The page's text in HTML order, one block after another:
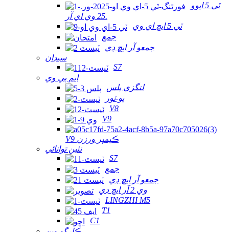
ٽي 5 ايوو
25 وي اي آر.
ٽي 5 ايڇ اي وي
جمع
جمعو آر ايڇ ڊي
سيڊان
S7
ايم پي وي
لنگزي پلس
يو-ٽور
V8
V9
V9 ڪيمپر ورزن
نئين توانائي
S7
جمع
جمعو آر ايڇ ڊي
وي 2 آر ايڇ ڊي
LINGZHI M5
T1
C1